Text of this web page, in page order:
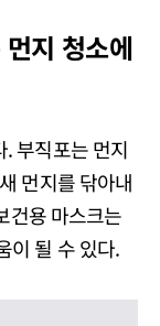
지 청소에
부직포는 먼지
먼지를 닦아내
건용 마스크는
이 될 수 있다.